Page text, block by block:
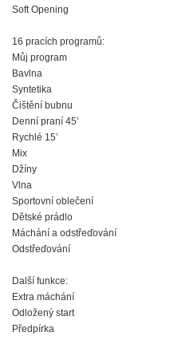
Soft Opening
16 pracích programů:
Můj program
Bavlna
Syntetika
Čištění bubnu
Denní praní 45’
Rychlé 15’
Mix
Džíny
Vlna
Sportovní oblečení
Dětské prádlo
Máchání a odstřeďování
Odstřeďování
Další funkce:
Extra máchání
Odložený start
Předpírka